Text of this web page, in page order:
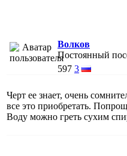
Волков
Постоянный
597 3
Черт ее знает, очень
все это приобретать.
Воду можно греть сухим